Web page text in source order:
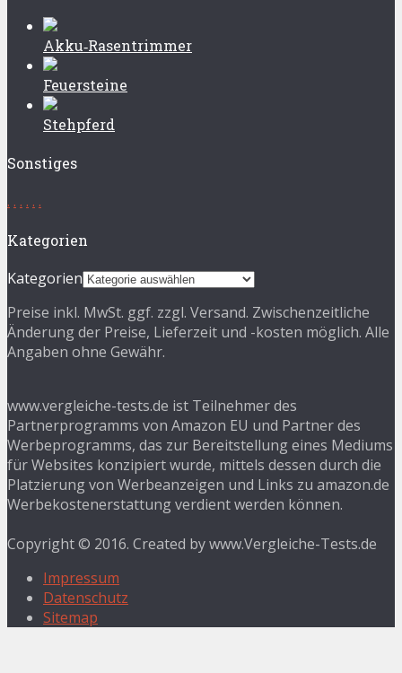
Akku‑Rasentrimmer
Feuersteine
Stehpferd
Sonstiges
. . . . . .
Kategorien
Kategorien
Preise inkl. MwSt. ggf. zzgl. Versand. Zwischenzeitliche
Änderung der Preise, Lieferzeit und -kosten möglich. Alle
Angaben ohne Gewähr.
www.vergleiche-tests.de ist Teilnehmer des
Partnerprogramms von Amazon EU und Partner des
Werbeprogramms, das zur Bereitstellung eines Mediums
für Websites konzipiert wurde, mittels dessen durch die
Platzierung von Werbeanzeigen und Links zu amazon.de
Werbekostenerstattung verdient werden können.
Copyright © 2016. Created by www.Vergleiche-Tests.de
Impressum
Datenschutz
Sitemap